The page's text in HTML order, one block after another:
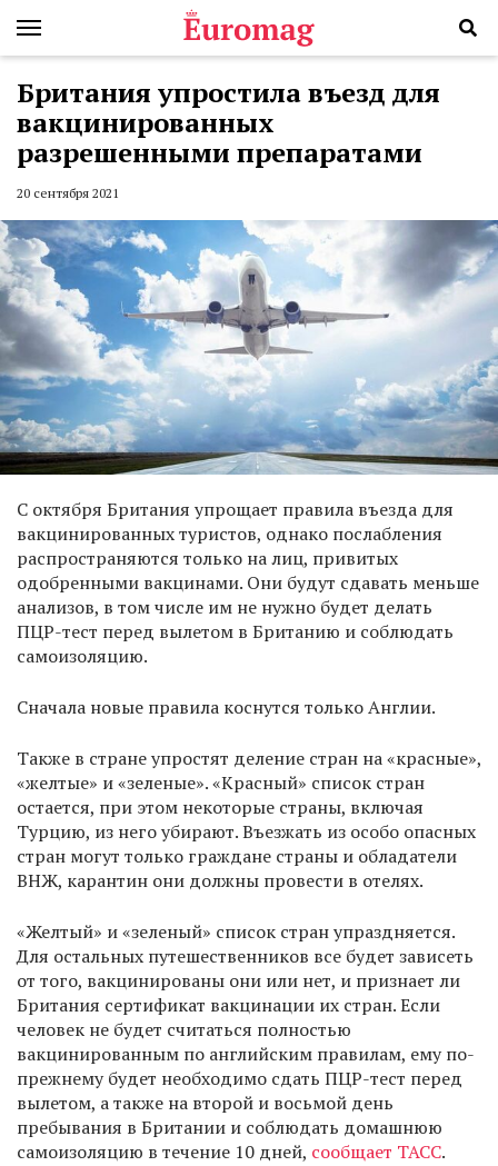
Британия упростила въезд для
вакцинированных
разрешенными препаратами
20 сентября 2021
С октября Британия упрощает правила въезда для
вакцинированных туристов, однако послабления
распространяются только на лиц, привитых
одобренными вакцинами. Они будут сдавать меньше
анализов, в том числе им не нужно будет делать
ПЦР-тест перед вылетом в Британию и соблюдать
самоизоляцию.
Сначала новые правила коснутся только Англии.
Также в стране упростят деление стран на «красные»,
«желтые» и «зеленые». «Красный» список стран
остается, при этом некоторые страны, включая
Турцию, из него убирают. Въезжать из особо опасных
стран могут только граждане страны и обладатели
ВНЖ, карантин они должны провести в отелях.
«Желтый» и «зеленый» список стран упраздняется.
Для остальных путешественников все будет зависеть
от того, вакцинированы они или нет, и признает ли
Британия сертификат вакцинации их стран. Если
человек не будет считаться полностью
вакцинированным по английским правилам, ему по-
прежнему будет необходимо сдать ПЦР-тест перед
вылетом, а также на второй и восьмой день
пребывания в Британии и соблюдать домашнюю
самоизоляцию в течение 10 дней, сообщает ТАСС.